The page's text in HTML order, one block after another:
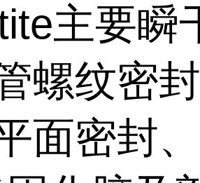
主要瞬
螺纹密
面密封